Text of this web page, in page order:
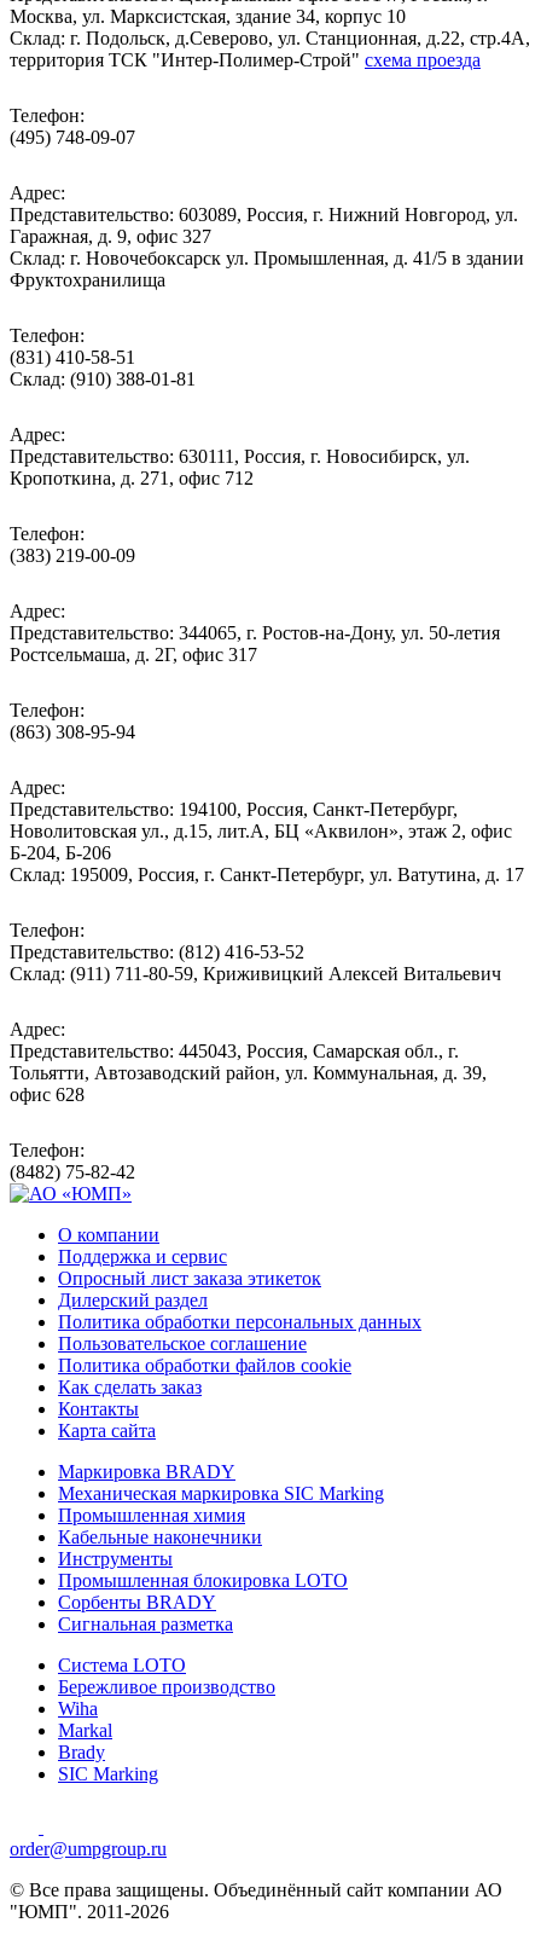
Москва, ул. Марксистская, здание 34, корпус 10
Cклад: г. Подольск, д.Северово, ул. Станционная, д.22, стр.4А,
территория ТСК "Интер-Полимер-Строй" схема проезда
Телефон:
(495) 748-09-07
Адрес:
Представительство: 603089, Россия, г. Нижний Новгород, ул.
Гаражная, д. 9, офис 327
Склад: г. Новочебоксарск ул. Промышленная, д. 41/5 в здании
Фруктохранилища
Телефон:
(831) 410-58-51
Склад: (910) 388-01-81
Адрес:
Представительство: 630111, Россия, г. Новосибирск, ул.
Кропоткина, д. 271, офис 712
Телефон:
(383) 219-00-09
Адрес:
Представительство: 344065, г. Ростов-на-Дону, ул. 50-летия
Ростсельмаша, д. 2Г, офис 317
Телефон:
(863) 308-95-94
Адрес:
Представительство: 194100, Россия, Санкт-Петербург,
Новолитовская ул., д.15, лит.А, БЦ «Аквилон», этаж 2, офис
Б-204, Б-206
Склад: 195009, Россия, г. Санкт-Петербург, ул. Ватутина, д. 17
Телефон:
Представительство: (812) 416-53-52
Склад: (911) 711-80-59, Криживицкий Алексей Витальевич
Адрес:
Представительство: 445043, Россия, Самарская обл., г.
Тольятти, Автозаводский район, ул. Коммунальная, д. 39,
офис 628
Телефон:
(8482) 75-82-42
О компании
Поддержка и сервис
Опросный лист заказа этикеток
Дилерский раздел
Политика обработки персональных данных
Пользовательское соглашение
Политика обработки файлов cookie
Как сделать заказ
Контакты
Карта сайта
Маркировка BRADY
Механическая маркировка SIC Marking
Промышленная химия
Кабельные наконечники
Инструменты
Промышленная блокировка LOTO
Сорбенты BRADY
Сигнальная разметка
Система LOTO
Бережливое производство
Wiha
Markal
Brady
SIC Marking
order@umpgroup.ru
© Все права защищены. Объединённый сайт компании АО
"ЮМП". 2011-2026